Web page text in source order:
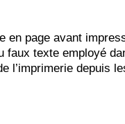
page avant
faux texte employé
l’imprimerie depuis